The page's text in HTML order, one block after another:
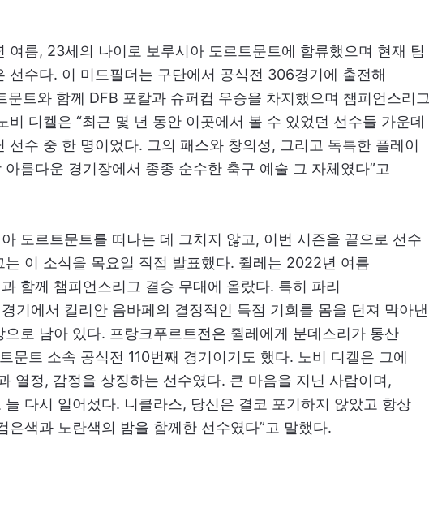
여름, 23세의 나이로 보루시아 도르트문트에 합류했으며 현재 팀
선수다. 이 미드필더는 구단에서 공식전 306경기에 출전해
문트와 함께 DFB 포칼과 슈퍼컵 우승을 차지했으며 챔피언스리그
비 디켈은 “최근 몇 년 동안 이곳에서 볼 수 있었던 선수들 가운데
선수 중 한 명이었다. 그의 패스와 창의성, 그리고 독특한 플레이
름다운 경기장에서 종종 순수한 축구 예술 그 자체였다”고
도르트문트를 떠나는 데 그치지 않고, 이번 시즌을 끝으로 선수
이 소식을 목요일 직접 발표했다. 쥘레는 2022년 여름
함께 챔피언스리그 결승 무대에 올랐다. 특히 파리
기에서 킬리안 음바페의 결정적인 득점 기회를 몸을 던져 막아낸
로 남아 있다. 프랑크푸르트전은 쥘레에게 분데스리가 통산
문트 소속 공식전 110번째 경기이기도 했다. 노비 디켈은 그에
열정, 감정을 상징하는 선수였다. 큰 마음을 지닌 사람이며,
다시 일어섰다. 니클라스, 당신은 결코 포기하지 않았고 항상
은색과 노란색의 밤을 함께한 선수였다”고 말했다.